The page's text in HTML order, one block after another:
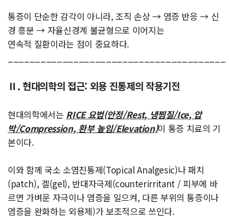
통증이 단순한 감각이 아니라, 조직 손상 → 염증 반응 → 신
경 흥분 → 자율신경계 불균형으로 이어지는
연속적 질환이라는 점이 중요하다.
Ⅱ. 현대의학의 접근: 외용 진통제의 작용기전
현대의학에서는 RICE 요법(안정/Rest, 냉찜질/Ice, 압
박/Compression, 환부 높임/Elevation)이 통증 치료의 기
본이다.
이와 함께 국소 소염진통제(Topical Analgesic)나 패치
(patch), 겔(gel), 반대자극제(counterirritant / 피부에 바
르면 가벼운 자극이나 염증을 일으켜, 다른 부위의 통증이나
염증을 완화하는 외용제)가 보조적으로 쓰인다.